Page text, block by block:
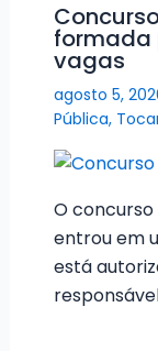
formada
vagas
agosto 5,
Pública,
O concurso
entrou em
está